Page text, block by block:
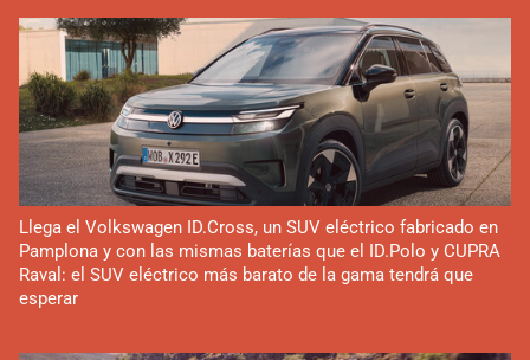
Llega el Volkswagen ID.Cross, un SUV eléctrico fabricado en
Pamplona y con las mismas baterías que el ID.Polo y CUPRA
Raval: el SUV eléctrico más barato de la gama tendrá que
esperar